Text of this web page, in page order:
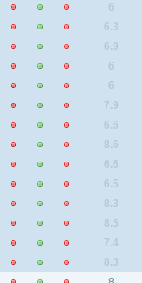
6
6.3
6.9
6
6
7.9
6.6
8.6
6.6
6.5
8.3
8.5
7.4
8.3